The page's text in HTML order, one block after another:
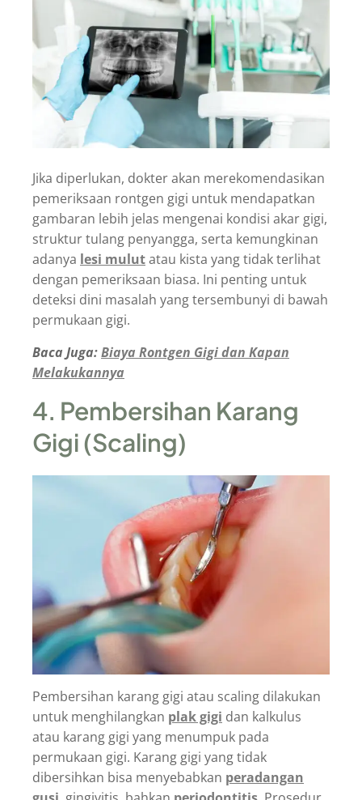
Jika diperlukan, dokter akan merekomendasikan
pemeriksaan rontgen gigi untuk mendapatkan
gambaran lebih jelas mengenai kondisi akar gigi,
struktur tulang penyangga, serta kemungkinan
adanya lesi mulutatau kista yang tidak terlihat
dengan pemeriksaan biasa. Ini penting untuk
deteksi dini masalah yang tersembunyi di bawah
permukaan gigi.
Baca Juga:Biaya Rontgen Gigi dan Kapan
Melakukannya
4. Pembersihan Karang
Gigi (Scaling)
Pembersihan karang gigi atau scaling dilakukan
untuk menghilangkan plak gigi dan kalkulus
atau karang gigi yang menumpuk pada
permukaan gigi. Karang gigi yang tidak
dibersihkan bisa menyebabkan peradangan